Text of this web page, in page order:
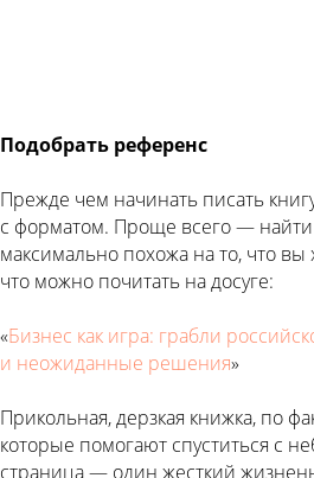
Подобрать референс
Прежде чем начинать писать
с форматом. Проще всего — найти
максимально похожа на то, что вы
что можно почитать на досуге:
«Бизнес как игра: грабли
и неожиданные решения»
Прикольная, дерзкая книжка, по
которые помогают спуститься с
страница — один жесткий